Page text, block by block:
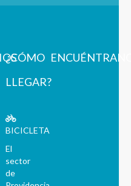
¿CÓMO
LLEGAR?
BICICLETA
El
sector
de